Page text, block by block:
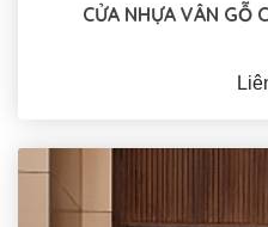
CỬA NHỰA VÂN GỖ